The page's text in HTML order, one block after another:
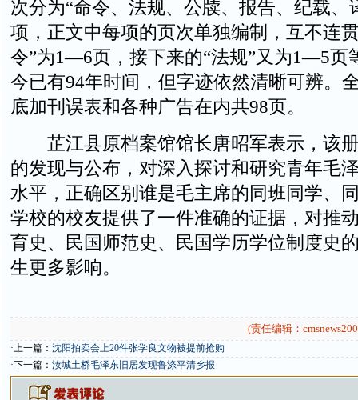
次分为“命令、法规、公牍、报告、纪载、
项，正文中每项的页次单独编制，互不连
令”为1—6页，接下来的“法规”又为1—5页
今已有94年时间，但字迹依然清晰可辨。
底加刊误表和各种广告在内共98页。
芷江县原档案馆馆长唐昭军表示，该
的发现与公布，对深入探讨和研究青年毛
水平，正确区别谁是毛主席的同班同学、
学校的校友提供了一件准确的证据，对推
育史、民国师范史、民国学历学位制度史
生更多影响。
(责任编辑：
·上一篇： 沈阳拍卖会上20件张学良文物被提前抢购
·下一篇： 汝城土桥毛泽东旧居发现鲁涤平清乡报